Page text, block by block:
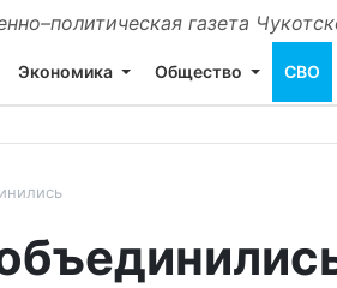
газета
Экономика Общество СВО